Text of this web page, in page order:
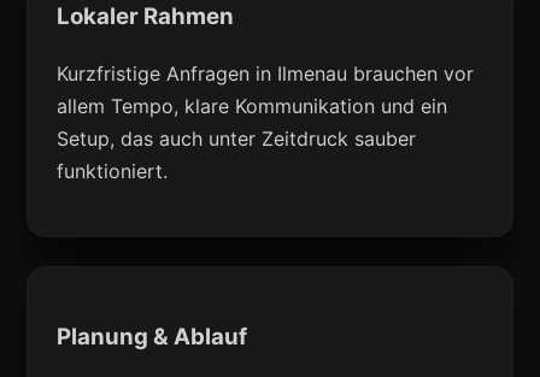
Lokaler Rahmen
Kurzfristige Anfragen in Ilmenau brauchen vor
allem Tempo, klare Kommunikation und ein
Setup, das auch unter Zeitdruck sauber
funktioniert.
Planung & Ablauf